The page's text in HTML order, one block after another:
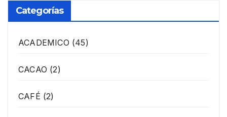
Categorías
ACADEMICO (45)
CACAO (2)
CAFÉ (2)